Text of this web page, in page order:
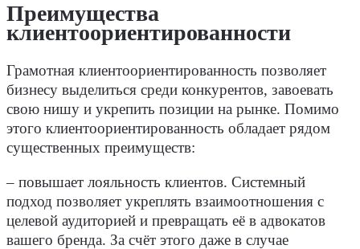
Преимущества
клиентоориентированности
Грамотная клиентоориентированность позволяет
бизнесу выделиться среди конкурентов, завоевать
свою нишу и укрепить позиции на рынке. Помимо
этого клиентоориентированность обладает рядом
существенных преимуществ:
– повышает лояльность клиентов. Системный
подход позволяет укреплять взаимоотношения с
целевой аудиторией и превращать её в адвокатов
вашего бренда. За счёт этого даже в случае